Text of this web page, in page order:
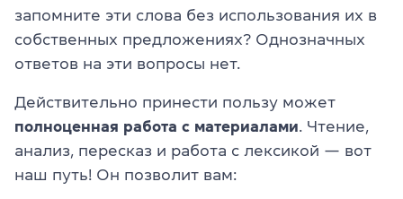
запомните эти слова без использования их в
собственных предложениях? Однозначных
ответов на эти вопросы нет.
Действительно принести пользу может
полноценная работа с материалами . Чтение,
анализ, пересказ и работа с лексикой — вот
наш путь! Он позволит вам: